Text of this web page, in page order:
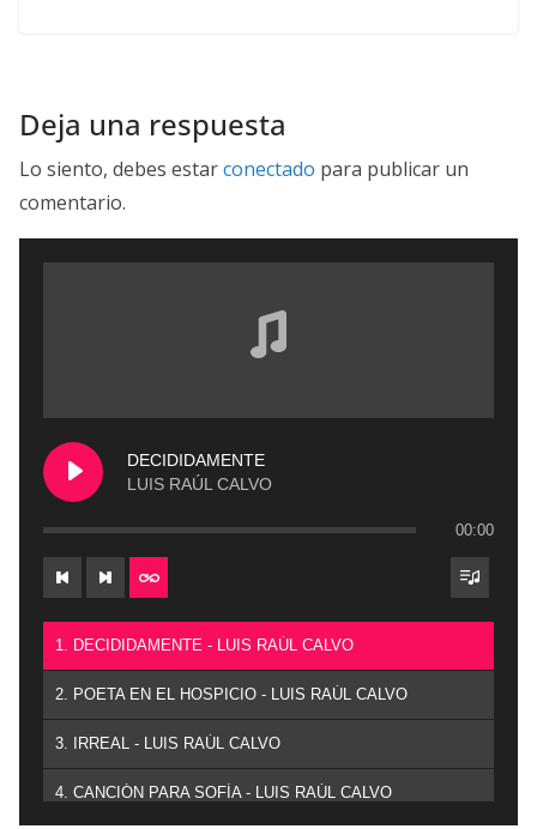
Deja una respuesta
Lo siento, debes estarconectado para publicar un
comentario.
DECIDIDAMENTE
LUIS RAÚL CALVO
00:00
1. DECIDIDAMENTE - LUIS RAÚL CALVO
2. POETA EN EL HOSPICIO - LUIS RAÚL CALVO
3. IRREAL - LUIS RAÚL CALVO
4. CANCIÓN PARA SOFÍA - LUIS RAÚL CALVO